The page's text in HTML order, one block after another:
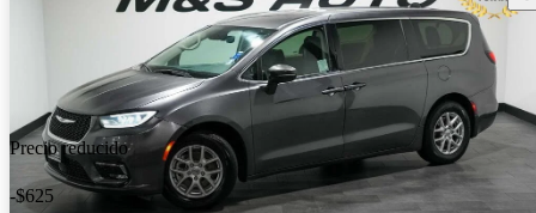
Precio reducido
-$625